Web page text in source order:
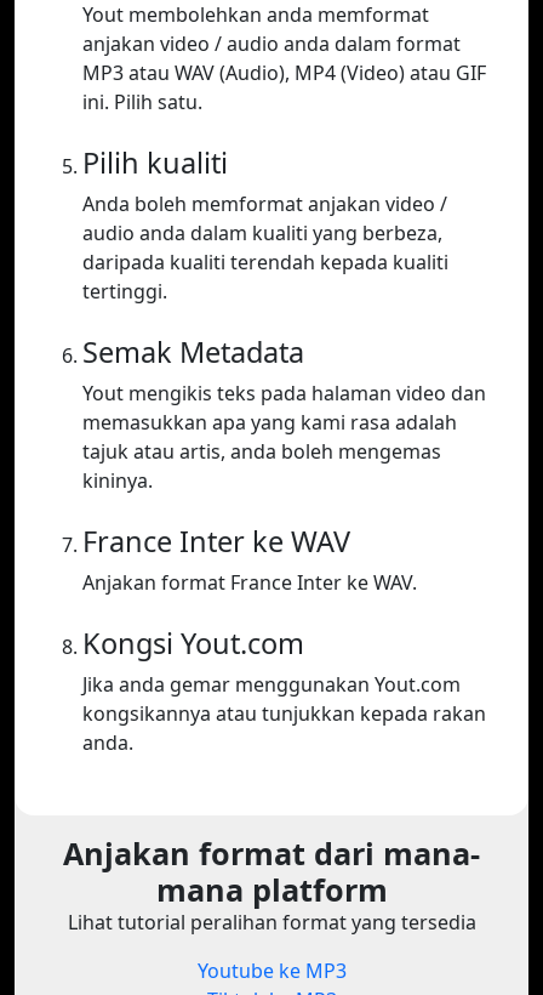
Yout membolehkan anda memformat
anjakan video / audio anda dalam format
MP3 atau WAV (Audio), MP4 (Video) atau GIF
ini. Pilih satu.
Pilih kualiti
Anda boleh memformat anjakan video /
audio anda dalam kualiti yang berbeza,
daripada kualiti terendah kepada kualiti
tertinggi.
Semak Metadata
Yout mengikis teks pada halaman video dan
memasukkan apa yang kami rasa adalah
tajuk atau artis, anda boleh mengemas
kininya.
France Inter ke WAV
Anjakan format France Inter ke WAV.
Kongsi Yout.com
Jika anda gemar menggunakan Yout.com
kongsikannya atau tunjukkan kepada rakan
anda.
Anjakan format dari mana-
mana platform
Lihat tutorial peralihan format yang tersedia
Youtube ke MP3